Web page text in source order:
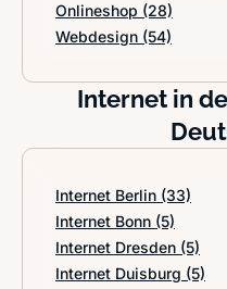
Onlineshop (28)
Webdesign (54)
Internet in
Internet Berlin (33)
Internet Bonn (5)
Internet Dresden (5)
Internet Duisburg (5)